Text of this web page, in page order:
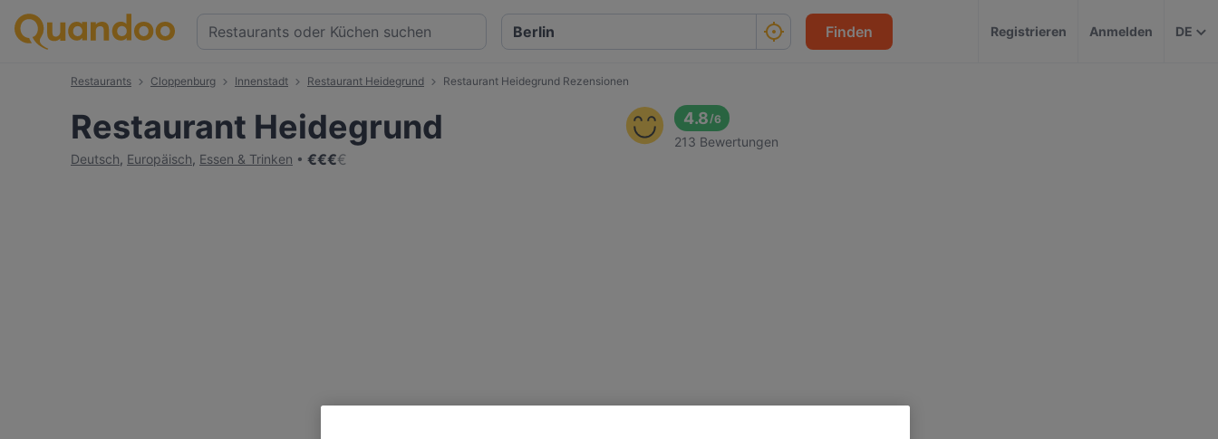
Finden Registrieren Anmelden DE
Restaurants Cloppenburg Innenstadt Restaurant Heidegrund Restaurant Heidegrund Rezensionen
Restaurant Heidegrund
Deutsch, Europäisch, Essen & Trinken €€€€
4.8/6
213 Bewertungen